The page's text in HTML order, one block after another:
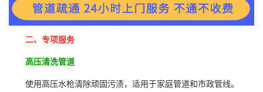
二、专项服务
高压清洗管道
使用高压水枪清除顽固污渍，适用于家庭管道和市政管线。